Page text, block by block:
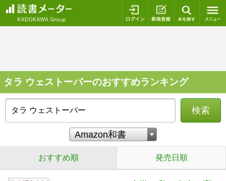
ログイン 新規登録
タラ ウェストーバーのおすすめランキング
検索
おすすめ順 発売日順